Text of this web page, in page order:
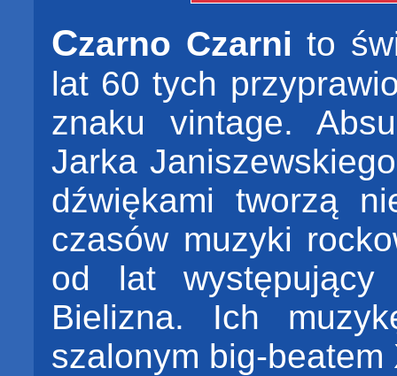
Czarno Czarni to
lat 60 tych
znaku vintage.
Jarka
dźwiękami tworzą
czasów muzyki
od lat
Bielizna. Ich
szalonym big-beatem